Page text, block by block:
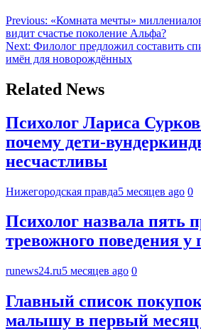
Previous: «Комната мечты»
видит счастье поколение Альфа?
Next: Филолог предложил составить
имён для новорождённых
Related News
Психолог Лариса
почему дети-
несчастливы
Нижегородская правда5 месяцев ago 0
Психолог назвала пять
тревожного поведения у
runews24.ru5 месяцев ago 0
Главный список
малышу в первый